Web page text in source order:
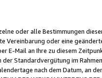
oder alle Bestimmungen
Vereinbarung oder eine
E-Mail an Ihre zu diesem
der Standardvergütung im
nach dem Datum, an